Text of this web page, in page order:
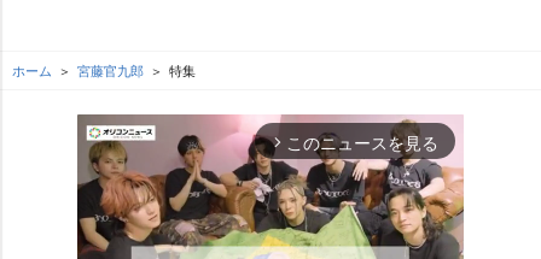
ホーム 宮藤官九郎 特集
arrow_forward_ios このニュースを見る